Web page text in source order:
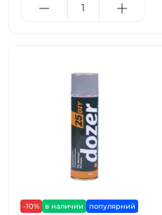
-10% в наличии популярний